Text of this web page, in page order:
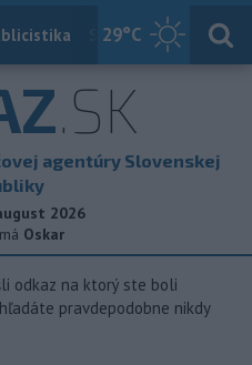
29°C
Slovensko
.SK
agentúry Slovenskej
2026
Oskar
odkaz na ktorý ste boli
pravdepodobne nikdy